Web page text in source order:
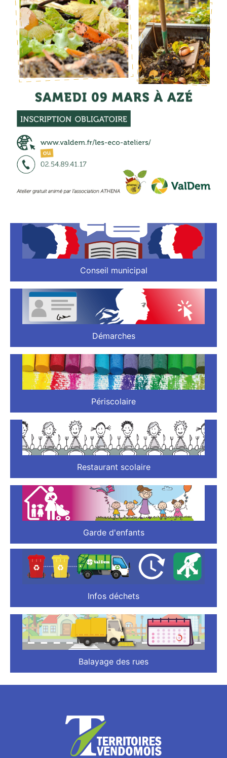
Conseil municipal
Démarches
Périscolaire
Restaurant scolaire
Garde d'enfants
Infos déchets
Balayage des rues